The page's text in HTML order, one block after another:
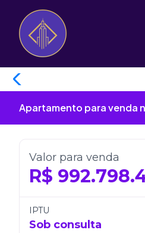
Apartamento para venda
Valor para venda
R$
IPTU
Sob consulta